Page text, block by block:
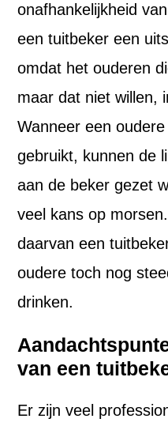
onafhankelijkheid
een tuitbeker een
omdat het ouderen
maar dat niet willen,
Wanneer een
gebruikt, kunnen de
aan de beker gezet
veel kans op
daarvan een
oudere toch nog
drinken.
van een
Er zijn veel